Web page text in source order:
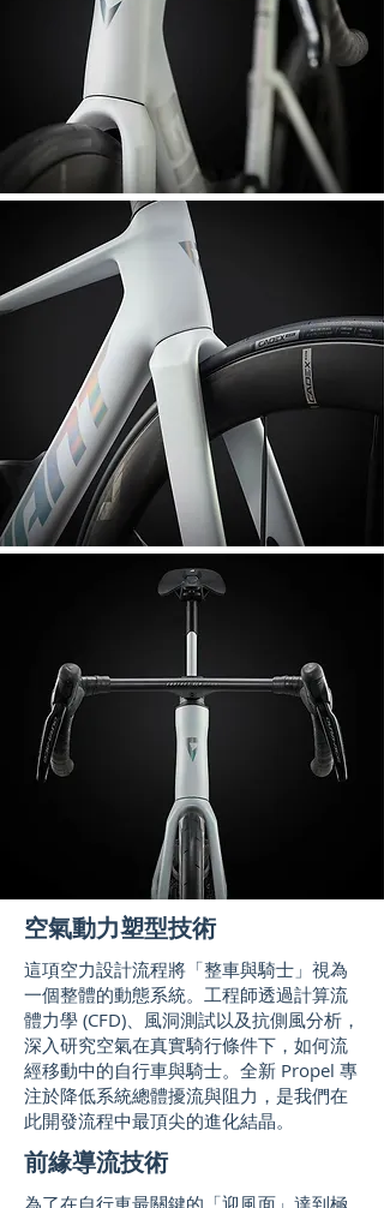
空氣動力塑型技術
這項空力設計流程將「整車與騎士」視為
一個整體的動態系統。工程師透過計算流
體力學 (CFD)、風洞測試以及抗側風分析，
深入研究空氣在真實騎行條件下，如何流
經移動中的自行車與騎士。全新 Propel 專
注於降低系統總體擾流與阻力，是我們在
此開發流程中最頂尖的進化結晶。
前緣導流技術
為了在自行車最關鍵的「迎風面」達到極